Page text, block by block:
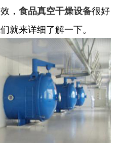
， 食品真空干燥设备很好
就来详细了解一下。